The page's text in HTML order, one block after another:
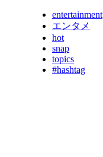
entertainment
エンタメ
hot
snap
topics
#hashtag